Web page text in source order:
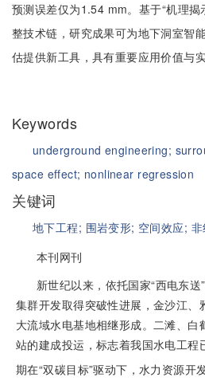
预测误差仅为1.54 mm。基于“机理
整技术链，研究成果可为地下洞室智
估提供新工具，具有重要应用价值与实
Keywords
underground engineering;
space effect; nonlinear regression
关键词
地下工程; 围岩变形; 空间效应;
本刊网刊
新世纪以来，依托国家“西电东
集群开发取得突破性进展，金沙江、
大流域水电基地相继形成。二滩、
站的建成投运，标志着我国水电工程
期在“双碳目标”驱动下，水力资源开